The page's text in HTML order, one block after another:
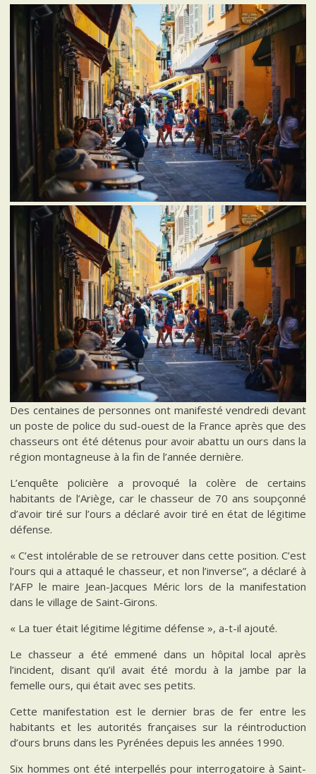
Des centaines de personnes ont manifesté vendredi devant
un poste de police du sud-ouest de la France après que des
chasseurs ont été détenus pour avoir abattu un ours dans la
région montagneuse à la fin de l’année dernière.
L’enquête policière a provoqué la colère de certains
habitants de l’Ariège, car le chasseur de 70 ans soupçonné
d’avoir tiré sur l’ours a déclaré avoir tiré en état de légitime
défense.
« C’est intolérable de se retrouver dans cette position. C’est
l’ours qui a attaqué le chasseur, et non l’inverse”, a déclaré à
l’AFP le maire Jean-Jacques Méric lors de la manifestation
dans le village de Saint-Girons.
« La tuer était légitime légitime défense », a-t-il ajouté.
Le chasseur a été emmené dans un hôpital local après
l’incident, disant qu’il avait été mordu à la jambe par la
femelle ours, qui était avec ses petits.
Cette manifestation est le dernier bras de fer entre les
habitants et les autorités françaises sur la réintroduction
d’ours bruns dans les Pyrénées depuis les années 1990.
Six hommes ont été interpellés pour interrogatoire à Saint-